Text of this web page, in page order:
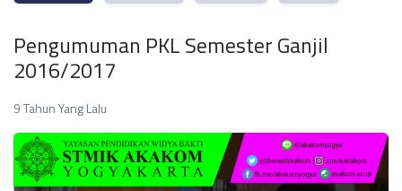
Pengumuman PKL Semester Ganjil
2016/2017
9 Tahun Yang Lalu